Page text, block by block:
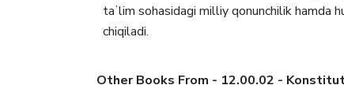
taʼlim sohasidagi milliy qonunchilik
chiqiladi.
Other Books From - 12.00.02 -